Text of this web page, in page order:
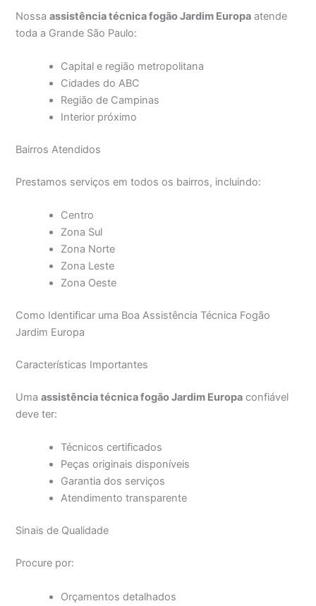
Nossaassistência técnica fogão Jardim Europa atende
toda a Grande São Paulo:
Capital e região metropolitana
Cidades do ABC
Região de Campinas
Interior próximo
Bairros Atendidos
Prestamos serviços em todos os bairros, incluindo:
Centro
Zona Sul
Zona Norte
Zona Leste
Zona Oeste
Como Identificar uma Boa Assistência Técnica Fogão
Jardim Europa
Características Importantes
Umaassistência técnica fogão Jardim Europa confiável
deve ter:
Técnicos certificados
Peças originais disponíveis
Garantia dos serviços
Atendimento transparente
Sinais de Qualidade
Procure por:
Orçamentos detalhados